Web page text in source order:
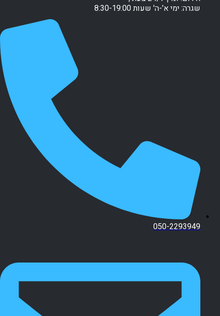
שגרה: ימי א'-ה' שעות 8:30-19:00
050-2293949